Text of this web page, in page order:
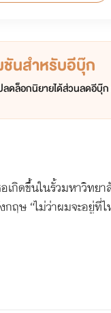
ชันสำหรับอีบุ๊ก
ลดล็อกนิยายได้ส่วนลดอีบุ๊ก
ธอเกิดขึ้นในรั้วมหาวิ
ษ “ไม่ว่าผมจะอยู่ที่ไ
ณ” *** รศิยา รัตนพฤ
นิยายฟินละมุน อบอุ่นก